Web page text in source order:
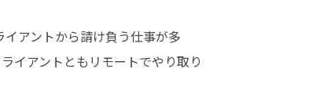
アントから請け負う仕事が多
イアントともリモートでやり取り